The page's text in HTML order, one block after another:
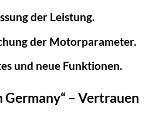
der Leistung.
der Motorparameter.
und neue Funktionen.
– Vertrauen